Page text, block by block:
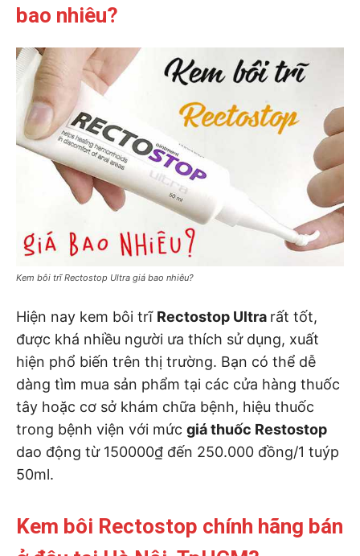
bao nhiêu?
Kem bôi trĩ Rectostop Ultra giá bao nhiêu?
Hiện nay kem bôi trĩ Rectostop Ultra rất tốt,
được khá nhiều người ưa thích sử dụng, xuất
hiện phổ biến trên thị trường. Bạn có thể dễ
dàng tìm mua sản phẩm tại các cửa hàng thuốc
tây hoặc cơ sở khám chữa bệnh, hiệu thuốc
trong bệnh viện với mức giá thuốc Restostop
dao động từ 150000₫ đến 250.000 đồng/1 tuýp
50ml.
Kem bôi Rectostop chính hãng bán